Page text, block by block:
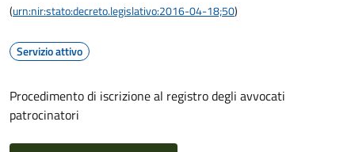
(urn:nir:stato:decreto.legislativo:2016-04-18;50)
Servizio attivo
Procedimento di iscrizione al registro degli avvocati
patrocinatori